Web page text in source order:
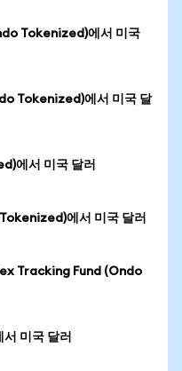
Tokenized)에서 미국
Tokenized)에서 미국 달
에서 미국 달러
에서 미국 달러
Tracking Fund (Ondo
미국 달러